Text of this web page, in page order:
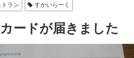
トラン すかいらーく
ードが届きました